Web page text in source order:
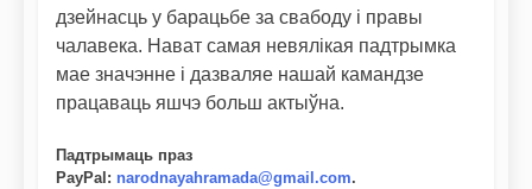
дзейнасць у барацьбе за свабоду і правы
чалавека. Нават самая невялікая падтрымка
мае значэнне і дазваляе нашай камандзе
працаваць яшчэ больш актыўна.
Падтрымаць праз
PayPal : narodnayahramada@gmail.com.